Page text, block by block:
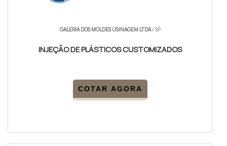
GALERIA DOS MOLDES USINAGEM LTDA/ SP
INJEÇÃO DE PLÁSTICOS CUSTOMIZADOS
COTAR AGORA